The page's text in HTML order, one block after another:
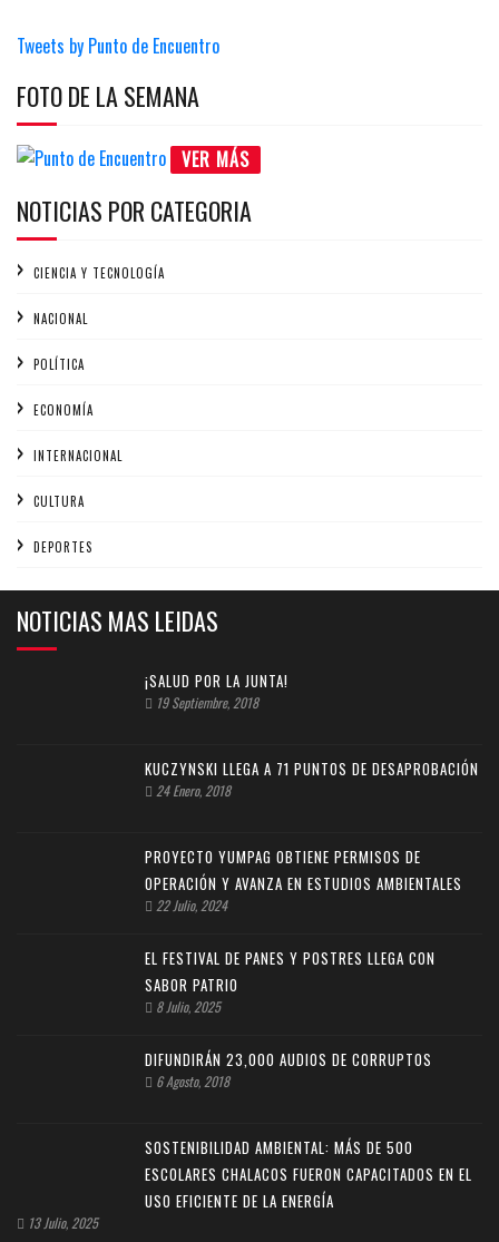
Tweets by Punto de Encuentro
FOTO DE LA SEMANA
VER MÁS
NOTICIAS POR CATEGORIA
CIENCIA Y TECNOLOGÍA
NACIONAL
POLÍTICA
ECONOMÍA
INTERNACIONAL
CULTURA
DEPORTES
NOTICIAS MAS LEIDAS
¡SALUD POR LA JUNTA!
19 Septiembre, 2018
KUCZYNSKI LLEGA A 71 PUNTOS DE DESAPROBACIÓN
24 Enero, 2018
PROYECTO YUMPAG OBTIENE PERMISOS DE
OPERACIÓN Y AVANZA EN ESTUDIOS AMBIENTALES
22 Julio, 2024
EL FESTIVAL DE PANES Y POSTRES LLEGA CON
SABOR PATRIO
8 Julio, 2025
DIFUNDIRÁN 23,000 AUDIOS DE CORRUPTOS
6 Agosto, 2018
SOSTENIBILIDAD AMBIENTAL: MÁS DE 500
ESCOLARES CHALACOS FUERON CAPACITADOS EN EL
USO EFICIENTE DE LA ENERGÍA
13 Julio, 2025